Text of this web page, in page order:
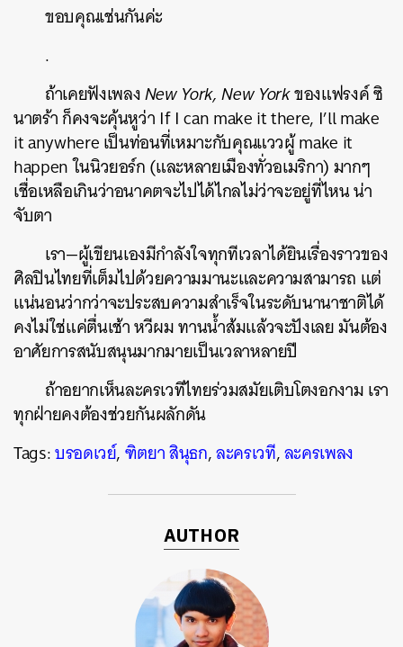
ขอบคุณเช่นกันค่ะ
.
ถ้าเคยฟังเพลงNew York, New Yorkของแฟรงค์ ซิ
นาตร้า ก็คงจะคุ้นหูว่า If I can make it there, I’ll make
it anywhere เป็นท่อนที่เหมาะกับคุณแววผู้ make it
happen ในนิวยอร์ก (และหลายเมืองทั่วอเมริกา) มากๆ
เชื่อเหลือเกินว่าอนาคตจะไปได้ไกลไม่ว่าจะอยู่ที่ไหน น่า
จับตา
เรา—ผู้เขียนเองมีกำลังใจทุกทีเวลาได้ยินเรื่องราวของ
ศิลปินไทยที่เต็มไปด้วยความมานะและความสามารถ แต่
แน่นอนว่ากว่าจะประสบความสำเร็จในระดับนานาชาติได้
คงไม่ใช่แค่ตื่นเช้า หวีผม ทานน้ำส้มแล้วจะปังเลย มันต้อง
อาศัยการสนับสนุนมากมายเป็นเวลาหลายปี
ถ้าอยากเห็นละครเวทีไทยร่วมสมัยเติบโตงอกงาม เรา
ทุกฝ่ายคงต้องช่วยกันผลักดัน
Tags:บรอดเวย์,ฑิตยา สินุธก,ละครเวที,ละครเพลง
AUTHOR